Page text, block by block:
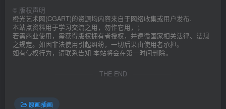
© 版权声明
橙光艺术网(CGART)的资源均内容来自于网络收集或用户发布.
本站点资料用于学习交流之用，勿作它用，；
若需商业使用，需获得版权拥有者授权，并遵循国家相关法律、法规
之规定。如因非法使用引起纠纷，一切后果由使用者承担。
如有侵权行为，请联系告知 本站将会在第一时间删除。
THE END
原画插画